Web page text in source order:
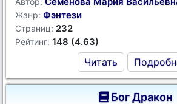
Жанр: Фэнтези
Страниц: 232
Рейтинг: 148 (4.63)
Читать
Бог Дракон